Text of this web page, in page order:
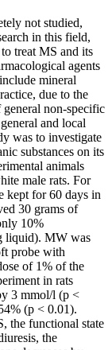
not studied,
in this field,
treat MS and its
agents
mineral
due to the
non-specific
and local
was to investigate
substances on its
animals
male rats. For
kept for 60 days in
30 grams of
10%
liquid). MW was
probe with
of 1% of the
in rats
3 mmol/l (p <
(p < 0.01).
the functional state
the